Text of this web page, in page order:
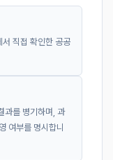
서 직접 확인한 공공
과를 병기하며, 과
여부를 명시합니